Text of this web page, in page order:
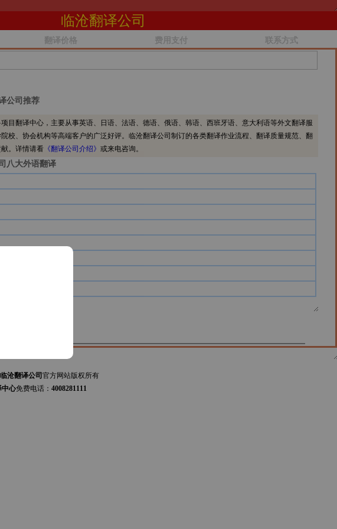
临沧翻译公司
翻译价格 费用支付 联系方式
公司推荐
翻译中心，主要从事英语、日语、法语、德语、俄语、韩语、西班牙语、意大利语等外文翻译服
、协会机构等高端客户的广泛好评。临沧翻译公司制订的各类翻译作业流程、翻译质量规范、翻
。详情请看 《翻译公司介绍》 或来电咨询。
八大外语翻译
临沧翻译公司 官方网站版权所有
中心免费电话： 4008281111